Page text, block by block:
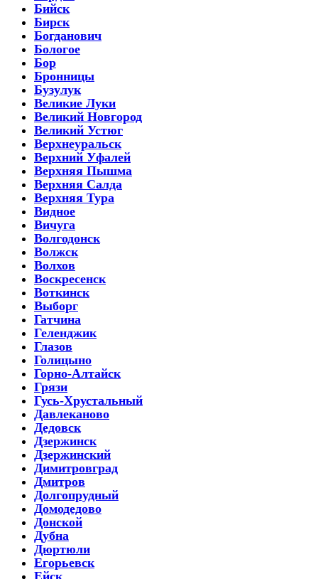
Бийск
Бирск
Богданович
Бологое
Бор
Бронницы
Бузулук
Великие Луки
Великий Новгород
Великий Устюг
Верхнеуральск
Верхний Уфалей
Верхняя Пышма
Верхняя Салда
Верхняя Тура
Видное
Вичуга
Волгодонск
Волжск
Волхов
Воскресенск
Воткинск
Выборг
Гатчина
Геленджик
Глазов
Голицыно
Горно-Алтайск
Грязи
Гусь-Хрустальный
Давлеканово
Дедовск
Дзержинск
Дзержинский
Димитровград
Дмитров
Долгопрудный
Домодедово
Донской
Дубна
Дюртюли
Егорьевск
Ейск